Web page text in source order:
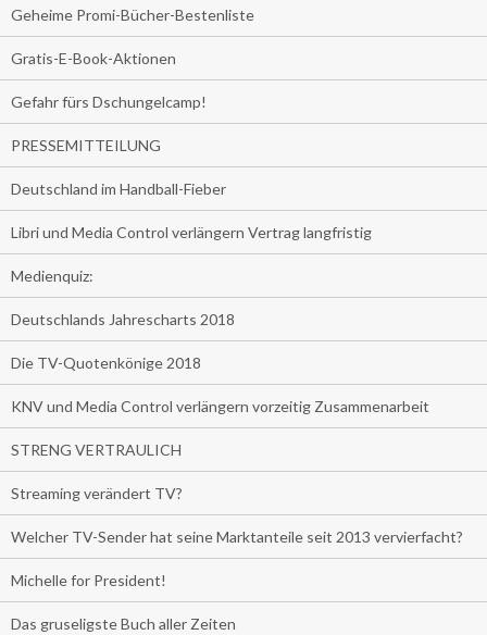
Geheime Promi-Bücher-Bestenliste
Gratis-E-Book-Aktionen
Gefahr fürs Dschungelcamp!
PRESSEMITTEILUNG
Deutschland im Handball-Fieber
Libri und Media Control verlängern Vertrag langfristig
Medienquiz:
Deutschlands Jahrescharts 2018
Die TV-Quotenkönige 2018
KNV und Media Control verlängern vorzeitig Zusammenarbeit
STRENG VERTRAULICH
Streaming verändert TV?
Welcher TV-Sender hat seine Marktanteile seit 2013 vervierfacht?
Michelle for President!
Das gruseligste Buch aller Zeiten